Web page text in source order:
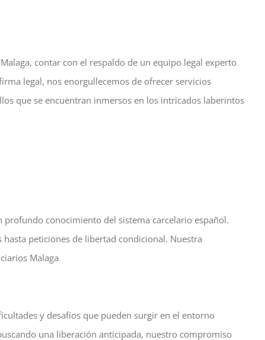
contar con el respaldo de un equipo legal experto
legal, nos enorgullecemos de ofrecer servicios
que se encuentran inmersos en los intricados laberintos
conocimiento del sistema carcelario español.
peticiones de libertad condicional. Nuestra
Malaga
y desafíos que pueden surgir en el entorno
una liberación anticipada, nuestro compromiso